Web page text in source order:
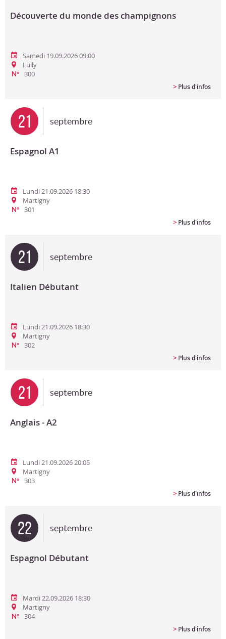
Découverte du monde des champignons
Samedi 19.09.2026 09:00
Fully
N°
300
> Plus d'infos
21 septembre
Espagnol A1
Lundi 21.09.2026 18:30
Martigny
N°
301
> Plus d'infos
21 septembre
Italien Débutant
Lundi 21.09.2026 18:30
Martigny
N°
302
> Plus d'infos
21 septembre
Anglais - A2
Lundi 21.09.2026 20:05
Martigny
N°
303
> Plus d'infos
22 septembre
Espagnol Débutant
Mardi 22.09.2026 18:30
Martigny
N°
304
> Plus d'infos